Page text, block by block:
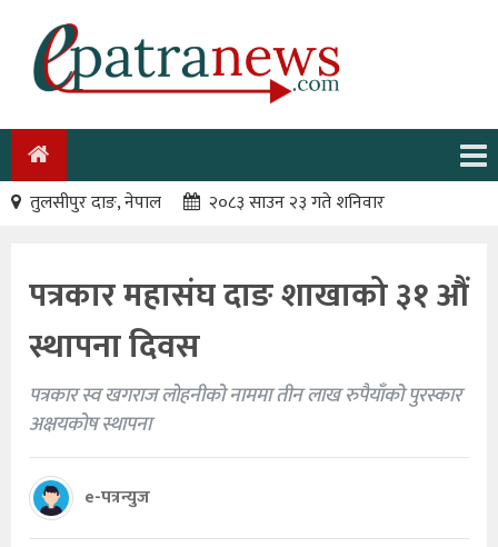
तुलसीपुर दाङ, नेपाल २०८३ साउन २३ गते शनिवार
पत्रकार महासंघ दाङ शाखाको ३१ औं
स्थापना दिवस
पत्रकार स्व खगराज लोहनीको नाममा तीन लाख रुपैयाँको पुरस्कार
अक्षयकोष स्थापना
e-पत्रन्युज